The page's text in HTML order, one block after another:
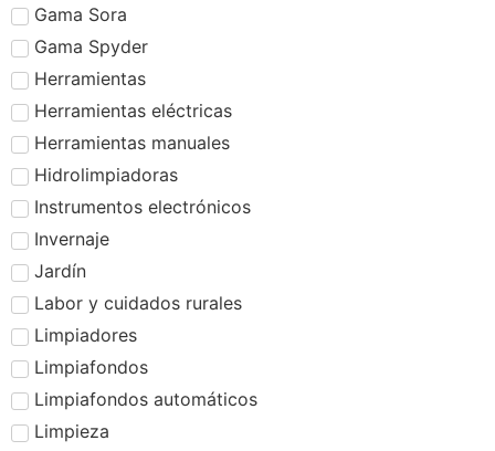
Gama Sora
Gama Spyder
Herramientas
Herramientas eléctricas
Herramientas manuales
Hidrolimpiadoras
Instrumentos electrónicos
Invernaje
Jardín
Labor y cuidados rurales
Limpiadores
Limpiafondos
Limpiafondos automáticos
Limpieza